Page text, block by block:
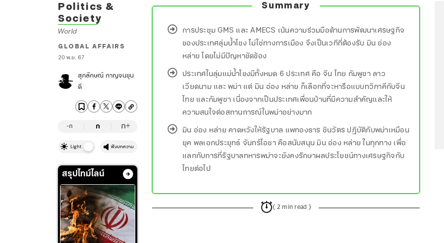
Politics &
Society
World
GLOBAL AFFAIRS
20 พ.ย. 67
สุภลักษณ์ กาญจนขุน
ดี
-ก ก ก+
Light ฟังบทความ
สรุปไทม์ไลน์
Summary
การประชุม GMS และ AMECS เน้นความร่วมมือด้านการพัฒนาเศรษฐกิจ
ของประเทศลุ่มน้ำโขง ไม่ใช่ทางการเมือง จึงเป็นเวทีที่ต้องรับ มิน อ่อง
หล่าย โดยไม่มีปัญหาขัดข้อง
ประเทศในลุ่มแม่น้ำโขงมีทั้งหมด 6 ประเทศ คือ จีน ไทย กัมพูชา ลาว
เวียดนาม และ พม่า แต่ มิน อ่อง หล่าย ก็เลือกที่จะหารือแบบทวิภาคีกับจีน
ไทย และกัมพูชา เนื่องจากเป็นประเทศเพื่อนบ้านที่มีความสำคัญและให้
ความสนใจต่อสถานการณ์ในพม่าอย่างมาก
มิน อ่อง หล่าย คาดหวังให้รัฐบาล แพทองธาร ชินวัตร ปฏิบัติกับพม่าเหมือน
ยุค พลเอกประยุทธ์ จันทร์โอชา คือสนับสนุน มิน อ่อง หล่าย ในทุกทาง เพื่อ
แลกกับการที่รัฐบาลทหารพม่าจะยังคงรักษาผลประโยชน์ทางเศรษฐกิจกับ
ไทยต่อไป
( 2 min read )